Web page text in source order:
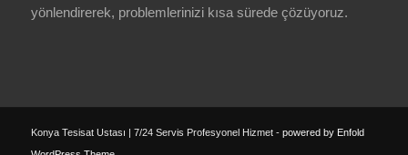
yönlendirerek, problemlerinizi kısa sürede çözüyoruz.
Konya Tesisat Ustası | 7/24 Servis Profesyonel Hizmet - powered by Enfold